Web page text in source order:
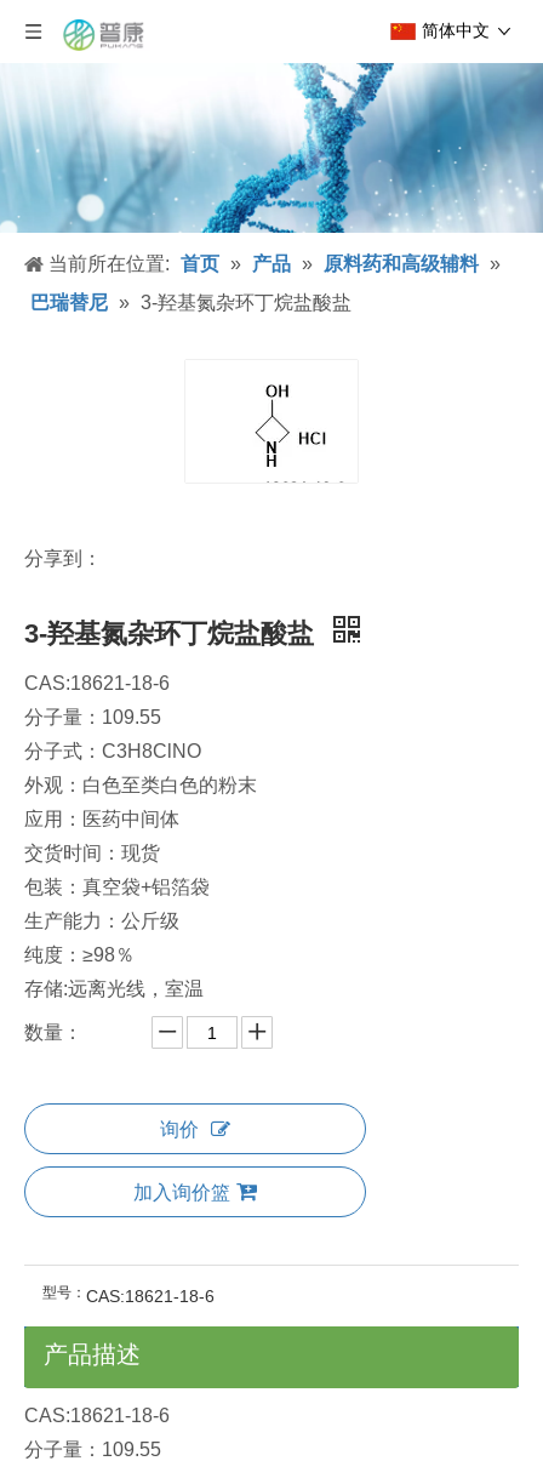
简体中文
当前所在位置: 首页 » 产品 » 原料药和高级辅料 »
巴瑞替尼 » 3-羟基氮杂环丁烷盐酸盐
分享到：
3-羟基氮杂环丁烷盐酸盐
CAS:18621-18-6
分子量：109.55
分子式：C3H8ClNO
外观：白色至类白色的粉末
应用：医药中间体
交货时间：现货
包装：真空袋+铝箔袋
生产能力：公斤级
纯度：≥98％
存储:远离光线，室温
数量：
询价
加入询价篮
型号： CAS:18621-18-6
产品描述
CAS:18621-18-6
分子量：109.55